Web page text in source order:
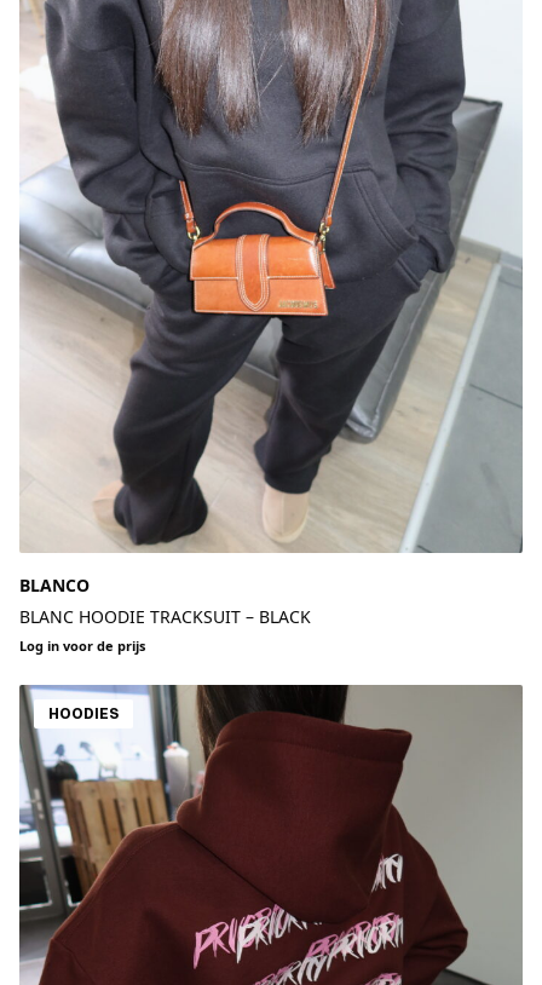
BLANCO
BLANC HOODIE TRACKSUIT – BLACK
Log in voor de prijs
HOODIES